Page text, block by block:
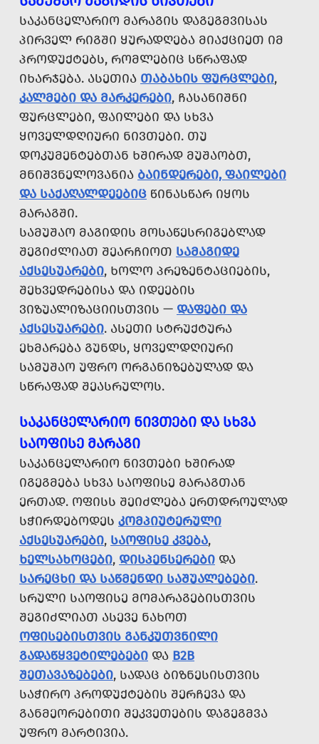
ᲡᲐᲙᲐᲜᲪᲔᲚᲐᲠᲘᲝ ᲛᲐᲠᲐᲒᲘᲡ ᲓᲐᲒᲔᲒᲛᲕᲘᲡᲐᲡ
ᲞᲘᲠᲕᲔᲚ ᲠᲘᲒᲨᲘ ᲧᲣᲠᲐᲓᲦᲔᲑᲐ ᲛᲘᲐᲥᲪᲘᲔᲗ ᲘᲛ
ᲞᲠᲝᲓᲣᲥᲢᲔᲑᲡ, ᲠᲝᲛᲚᲔᲑᲘᲪ ᲡᲬᲠᲐᲤᲐᲓ
ᲘᲮᲐᲠᲯᲔᲑᲐ. ᲐᲡᲔᲗᲘᲐ ᲗᲐᲑᲐᲮᲘᲡ ᲤᲣᲠᲪᲚᲔᲑᲘ,
ᲙᲐᲚᲛᲔᲑᲘ ᲓᲐ ᲛᲐᲠᲙᲔᲠᲔᲑᲘ, ᲩᲐᲡᲐᲜᲘᲨᲜᲘ
ᲤᲣᲠᲪᲚᲔᲑᲘ, ᲤᲐᲘᲚᲔᲑᲘ ᲓᲐ ᲡᲮᲕᲐ
ᲧᲝᲕᲔᲚᲓᲦᲘᲣᲠᲘ ᲜᲘᲕᲗᲔᲑᲘ. ᲗᲣ
ᲓᲝᲙᲣᲛᲔᲜᲢᲔᲑᲗᲐᲜ ᲮᲨᲘᲠᲐᲓ ᲛᲣᲨᲐᲝᲑᲗ,
ᲛᲜᲘᲨᲕᲜᲔᲚᲝᲕᲐᲜᲘᲐ ᲑᲐᲘᲜᲓᲔᲠᲔᲑᲘ, ᲤᲐᲘᲚᲔᲑᲘ
ᲓᲐ ᲡᲐᲥᲐᲦᲐᲚᲓᲔᲔᲑᲘᲪ ᲬᲘᲜᲐᲡᲬᲐᲠ ᲘᲧᲝᲡ
ᲛᲐᲠᲐᲒᲨᲘ.
ᲡᲐᲛᲣᲨᲐᲝ ᲛᲐᲒᲘᲓᲘᲡ ᲛᲝᲡᲐᲬᲔᲡᲠᲘᲒᲔᲑᲚᲐᲓ
ᲨᲔᲒᲘᲫᲚᲘᲐᲗ ᲨᲔᲐᲠᲩᲘᲝᲗ ᲡᲐᲛᲐᲒᲘᲓᲔ
ᲐᲥᲡᲔᲡᲣᲐᲠᲔᲑᲘ, ᲮᲝᲚᲝ ᲞᲠᲔᲖᲔᲜᲢᲐᲪᲘᲔᲑᲘᲡ,
ᲨᲔᲮᲕᲔᲓᲠᲔᲑᲘᲡᲐ ᲓᲐ ᲘᲓᲔᲔᲑᲘᲡ
ᲕᲘᲖᲣᲐᲚᲘᲖᲐᲪᲘᲘᲡᲗᲕᲘᲡ — ᲓᲐᲤᲔᲑᲘ ᲓᲐ
ᲐᲥᲡᲔᲡᲣᲐᲠᲔᲑᲘ. ᲐᲡᲔᲗᲘ ᲡᲢᲠᲣᲥᲢᲣᲠᲐ
ᲔᲮᲛᲐᲠᲔᲑᲐ ᲒᲣᲜᲓᲡ, ᲧᲝᲕᲔᲚᲓᲦᲘᲣᲠᲘ
ᲡᲐᲛᲣᲨᲐᲝ ᲣᲤᲠᲝ ᲝᲠᲒᲐᲜᲘᲖᲔᲑᲣᲚᲐᲓ ᲓᲐ
ᲡᲬᲠᲐᲤᲐᲓ ᲨᲔᲐᲡᲠᲣᲚᲝᲡ.
ᲡᲐᲙᲐᲜᲪᲔᲚᲐᲠᲘᲝ ᲜᲘᲕᲗᲔᲑᲘ ᲓᲐ ᲡᲮᲕᲐ
ᲡᲐᲝᲤᲘᲡᲔ ᲛᲐᲠᲐᲒᲘ
ᲡᲐᲙᲐᲜᲪᲔᲚᲐᲠᲘᲝ ᲜᲘᲕᲗᲔᲑᲘ ᲮᲨᲘᲠᲐᲓ
ᲘᲒᲔᲒᲛᲔᲑᲐ ᲡᲮᲕᲐ ᲡᲐᲝᲤᲘᲡᲔ ᲛᲐᲠᲐᲒᲗᲐᲜ
ᲔᲠᲗᲐᲓ. ᲝᲤᲘᲡᲡ ᲨᲔᲘᲫᲚᲔᲑᲐ ᲔᲠᲗᲓᲠᲝᲣᲚᲐᲓ
ᲡᲭᲘᲠᲓᲔᲑᲝᲓᲔᲡ ᲙᲝᲛᲞᲘᲣᲢᲔᲠᲣᲚᲘ
ᲐᲥᲡᲔᲡᲣᲐᲠᲔᲑᲘ, ᲡᲐᲝᲤᲘᲡᲔ ᲙᲕᲔᲑᲐ,
ᲮᲔᲚᲡᲐᲮᲝᲪᲔᲑᲘ, ᲓᲘᲡᲞᲔᲜᲡᲔᲠᲔᲑᲘ ᲓᲐ
ᲡᲐᲠᲔᲪᲮᲘ ᲓᲐ ᲡᲐᲬᲛᲔᲜᲓᲘ ᲡᲐᲨᲣᲐᲚᲔᲑᲔᲑᲘ.
ᲡᲠᲣᲚᲘ ᲡᲐᲝᲤᲘᲡᲔ ᲛᲝᲛᲐᲠᲐᲒᲔᲑᲘᲡᲗᲕᲘᲡ
ᲨᲔᲒᲘᲫᲚᲘᲐᲗ ᲐᲡᲔᲕᲔ ᲜᲐᲮᲝᲗ
ᲝᲤᲘᲡᲔᲑᲘᲡᲗᲕᲘᲡ ᲒᲐᲜᲙᲣᲗᲕᲜᲘᲚᲘ
ᲒᲐᲓᲐᲬᲧᲕᲔᲢᲘᲚᲔᲑᲔᲑᲘ ᲓᲐ B2B
ᲨᲔᲗᲐᲕᲐᲖᲔᲑᲔᲑᲘ, ᲡᲐᲓᲐᲪ ᲑᲘᲖᲜᲔᲡᲘᲡᲗᲕᲘᲡ
ᲡᲐᲭᲘᲠᲝ ᲞᲠᲝᲓᲣᲥᲢᲔᲑᲘᲡ ᲨᲔᲠᲩᲔᲕᲐ ᲓᲐ
ᲒᲐᲜᲛᲔᲝᲠᲔᲑᲘᲗᲘ ᲨᲔᲙᲕᲔᲗᲔᲑᲘᲡ ᲓᲐᲒᲔᲒᲛᲕᲐ
ᲣᲤᲠᲝ ᲛᲐᲠᲢᲘᲕᲘᲐ.